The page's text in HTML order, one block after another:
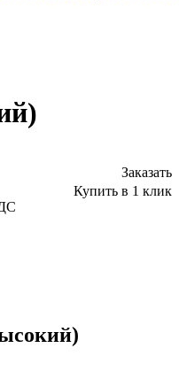
Заказать
Купить в 1 клик